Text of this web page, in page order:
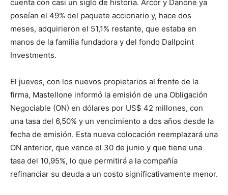
cuenta con casi un siglo de historia. Arcor y Danone ya
poseían el 49% del paquete accionario y, hace dos
meses, adquirieron el 51,1% restante, que estaba en
manos de la familia fundadora y del fondo Dallpoint
Investments.
El jueves, con los nuevos propietarios al frente de la
firma, Mastellone informó la emisión de una Obligación
Negociable (ON) en dólares por US$ 42 millones, con
una tasa del 6,50% y un vencimiento a dos años desde la
fecha de emisión. Esta nueva colocación reemplazará una
ON anterior, que vence el 30 de junio y que tiene una
tasa del 10,95%, lo que permitirá a la compañía
refinanciar su deuda a un costo significativamente menor.